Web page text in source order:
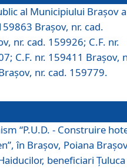
al Municipiului Braşov a
Brașov, nr. cad.
nr. cad. 159926; C.F. nr.
C.F. nr. 159411 Brașov,
nr. cad. 159779.
“P.U.D. - Construire
în Braşov, Poiana
beneficiari